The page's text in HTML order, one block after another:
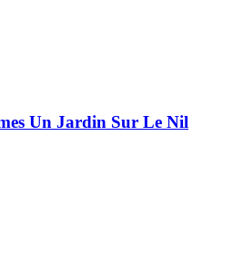
Un Jardin Sur Le Nil